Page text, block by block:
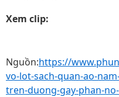
Xem clip:
Nguồn:https://
vo-lot-sach-quan-ao-
tren-duong-gay-phan-